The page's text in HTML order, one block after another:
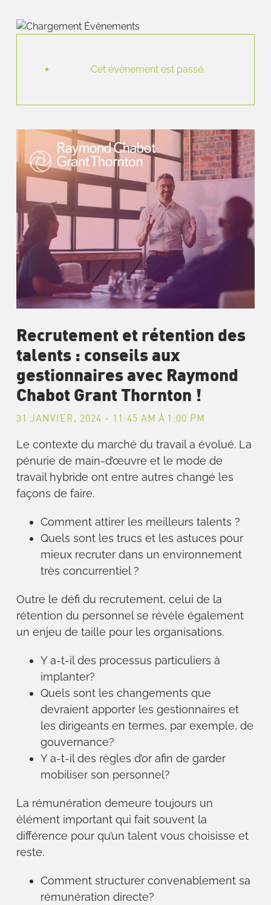
Cet évènement est passé.
Recrutement et rétention des
talents : conseils aux
gestionnaires avec Raymond
Chabot Grant Thornton !
31 JANVIER, 2024 - 11:45 AM À 1:00 PM
Le contexte du marché du travail a évolué. La
pénurie de main-d’œuvre et le mode de
travail hybride ont entre autres changé les
façons de faire.
Comment attirer les meilleurs talents ?
Quels sont les trucs et les astuces pour
mieux recruter dans un environnement
très concurrentiel ?
Outre le défi du recrutement, celui de la
rétention du personnel se révèle également
un enjeu de taille pour les organisations.
Y a-t-il des processus particuliers à
implanter?
Quels sont les changements que
devraient apporter les gestionnaires et
les dirigeants en termes, par exemple, de
gouvernance?
Y a-t-il des règles d’or afin de garder
mobiliser son personnel?
La rémunération demeure toujours un
élément important qui fait souvent la
différence pour qu’un talent vous choisisse et
reste.
Comment structurer convenablement sa
rémunération directe?